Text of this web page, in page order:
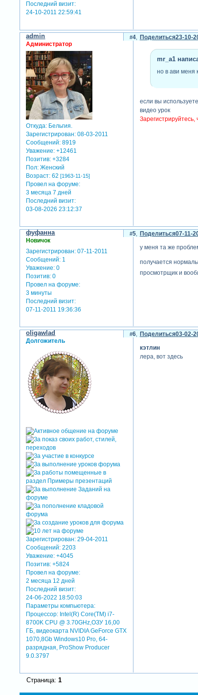
Последний визит:
24-10-2011 22:59:41
Поделиться
4 23-10-
admin
Администратор
Откуда: Бельгия.
Зарегистрирован: 08-03-2011
Сообщений: 8919
Уважение: +12461
Позитив: +3284
Пол: Женский
Возраст: 62[1963-11-15]
Провел на форуме:
3 месяца 7 дней
Последний визит:
03-08-2026 23:12:37
mr_a1
но в ави меня
если вы
видео урок
Зарегистрируйтесь,
Поделиться
5 07-11-
фуфанна
Новичок
Зарегистрирован: 07-11-2011
Сообщений: 1
Уважение: 0
Позитив: 0
Провел на форуме:
3 минуты
Последний визит:
07-11-2011 19:36:36
у меня та же
получается
просмотрщик и
Поделиться
6 03-02-
oligawlad
Долгожитель
Зарегистрирован: 29-04-2011
Сообщений: 2203
Уважение: +4045
Позитив: +5824
Провел на форуме:
2 месяца 12 дней
Последний визит:
24-06-2022 18:50:03
Параметры компьютера:
Процессор: Intel(R) Core(TM) i7-
8700K CPU @ 3.70GHz,ОЗУ 16,00
ГБ, видеокарта NVIDIA GeForce GTX
1070,8Gb Windows10 Pro, 64-
разрядная, ProShow Producer
9.0.3797
кэтлин
лера, вот здесь
Страница: 1